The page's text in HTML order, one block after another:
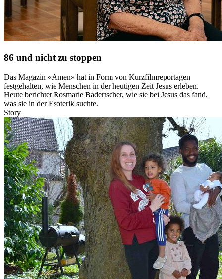
86 und nicht zu stoppen
Das Magazin «Amen» hat in Form von Kurzfilmreportagen
festgehalten, wie Menschen in der heutigen Zeit Jesus erleben.
Heute berichtet Rosmarie Badertscher, wie sie bei Jesus das fand,
was sie in der Esoterik suchte.
Story